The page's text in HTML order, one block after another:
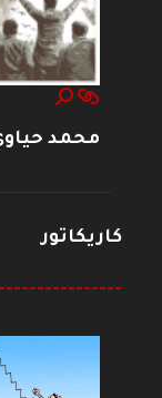
محمد
كاريكاتور